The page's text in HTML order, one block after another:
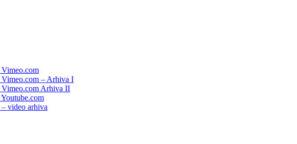
Vimeo.com
Vimeo.com – Arhiva I
Vimeo.com Arhiva II
video arhiva